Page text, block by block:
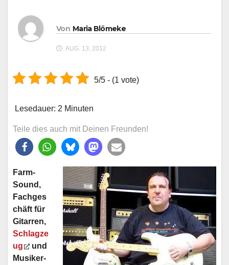
Von Maria Blömeke
AUG. 13, 2012
5/5 - (1 vote)
Lesedauer: 2 Minuten
Teile dies auch mit Deinen Freunden!
Farm-
Sound,
Fachges
chäft für
Gitarren,
Schlagze
ug
und
Musiker-